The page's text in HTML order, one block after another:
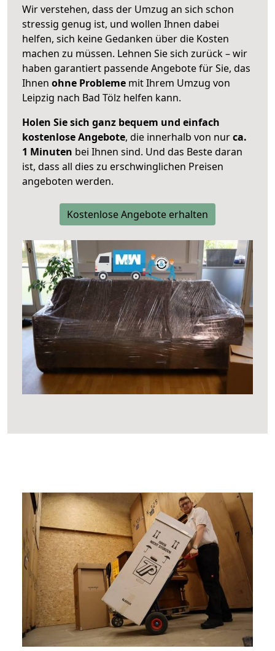
Wir verstehen, dass der Umzug an sich schon
stressig genug ist, und wollen Ihnen dabei
helfen, sich keine Gedanken über die Kosten
machen zu müssen. Lehnen Sie sich zurück – wir
haben garantiert passende Angebote für Sie, das
Ihnen ohne Probleme mit Ihrem Umzug von
Leipzig nach Bad Tölz helfen kann.
Holen Sie sich ganz bequem und einfach
kostenlose Angebote, die innerhalb von nurca.
1 Minuten bei Ihnen sind. Und das Beste daran
ist, dass all dies zu erschwinglichen Preisen
angeboten werden.
Kostenlose Angebote erhalten